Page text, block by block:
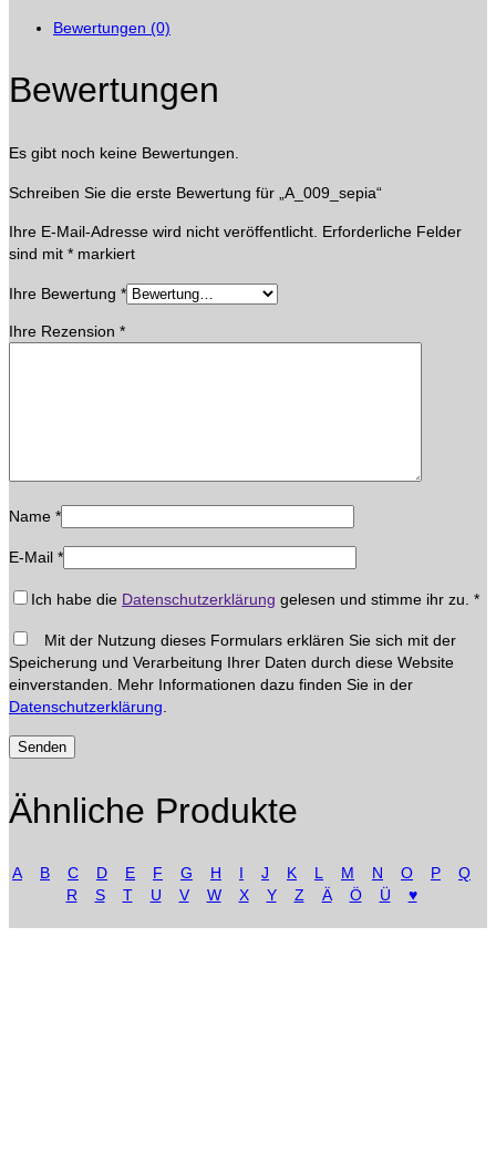
Bewertungen (0)
Bewertungen
Es gibt noch keine Bewertungen.
Schreiben Sie die erste Bewertung für „A_009_sepia“
Ihre E-Mail-Adresse wird nicht veröffentlicht. Erforderliche Felder
sind mit * markiert
Ihre Bewertung *
Ihre Rezension *
Name *
E-Mail *
Ich habe die Datenschutzerklärung gelesen und stimme ihr zu. *
Mit der Nutzung dieses Formulars erklären Sie sich mit der
Speicherung und Verarbeitung Ihrer Daten durch diese Website
einverstanden. Mehr Informationen dazu finden Sie in der
Datenschutzerklärung
Ähnliche Produkte
A B C D E F G H I J K L M N O P
Q
R
S T U V W X Y Z Ä Ö Ü ♥